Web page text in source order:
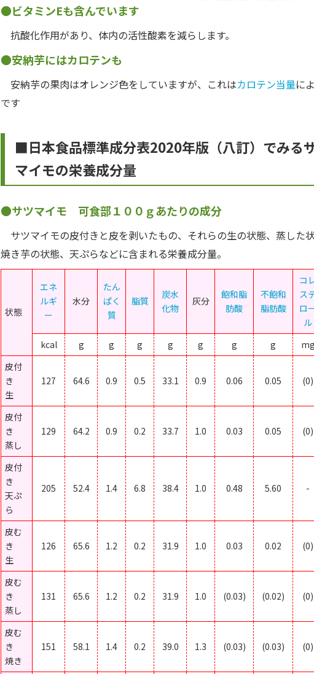
●ビタミンEも含んでいます
抗酸化作用があり、体内の活性酸素を減らします。
●安納芋にはカロテンも
安納芋の果肉はオレンジ色をしていますが、これはカロテン当量に
です
■日本食品標準成分表2020年版（八訂）でみる
マイモの栄養成分量
●サツマイモ 可食部１００ｇあたりの成分
サツマイモの皮付きと皮を剥いたもの、それらの生の状態、蒸した
焼き芋の状態、天ぷらなどに含まれる栄養成分量。
状態
エネ
ルギ
ー
水分
たん
ぱく
質
脂質
炭水
化物
灰分
飽和脂
肪酸
不飽和
脂肪酸
コ
ス
ロ
ル
kcal
g g g g g g g
皮付
き
生
127 64.6 0.9 0.5 33.1 0.9 0.06 0.05 (0)
皮付
き
蒸し
129 64.2 0.9 0.2 33.7 1.0 0.03 0.05 (0)
皮付
き
天ぷ
ら
205 52.4 1.4 6.8 38.4 1.0 0.48 5.60 -
皮む
き
生
126 65.6 1.2 0.2 31.9 1.0 0.03 0.02 (0)
皮む
き
蒸し
131 65.6 1.2 0.2 31.9 1.0 (0.03) (0.02) (0)
皮む
き
焼き
151 58.1 1.4 0.2 39.0 1.3 (0.03) (0.03) (0)